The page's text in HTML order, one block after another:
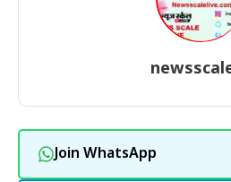
Join WhatsApp